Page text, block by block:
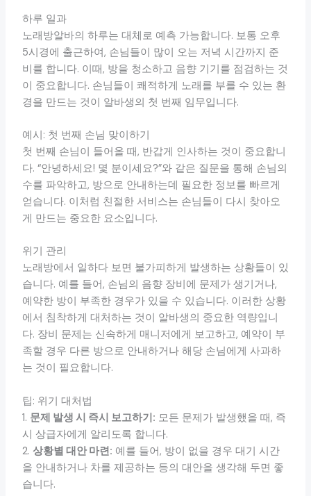
하루 일과
노래방알바의 하루는 대체로 예측 가능합니다. 보통 오후
5시경에 출근하여, 손님들이 많이 오는 저녁 시간까지 준
비를 합니다. 이때, 방을 청소하고 음향 기기를 점검하는 것
이 중요합니다. 손님들이 쾌적하게 노래를 부를 수 있는 환
경을 만드는 것이 알바생의 첫 번째 임무입니다.
예시: 첫 번째 손님 맞이하기
첫 번째 손님이 들어올 때, 반갑게 인사하는 것이 중요합니
다. “안녕하세요! 몇 분이세요?”와 같은 질문을 통해 손님의
수를 파악하고, 방으로 안내하는데 필요한 정보를 빠르게
얻습니다. 이처럼 친절한 서비스는 손님들이 다시 찾아오
게 만드는 중요한 요소입니다.
위기 관리
노래방에서 일하다 보면 불가피하게 발생하는 상황들이 있
습니다. 예를 들어, 손님의 음향 장비에 문제가 생기거나,
예약한 방이 부족한 경우가 있을 수 있습니다. 이러한 상황
에서 침착하게 대처하는 것이 알바생의 중요한 역량입니
다. 장비 문제는 신속하게 매니저에게 보고하고, 예약이 부
족할 경우 다른 방으로 안내하거나 해당 손님에게 사과하
는 것이 필요합니다.
팁: 위기 대처법
1. 문제 발생 시 즉시 보고하기: 모든 문제가 발생했을 때, 즉
시 상급자에게 알리도록 합니다.
2. 상황별 대안 마련: 예를 들어, 방이 없을 경우 대기 시간
을 안내하거나 차를 제공하는 등의 대안을 생각해 두면 좋
습니다.